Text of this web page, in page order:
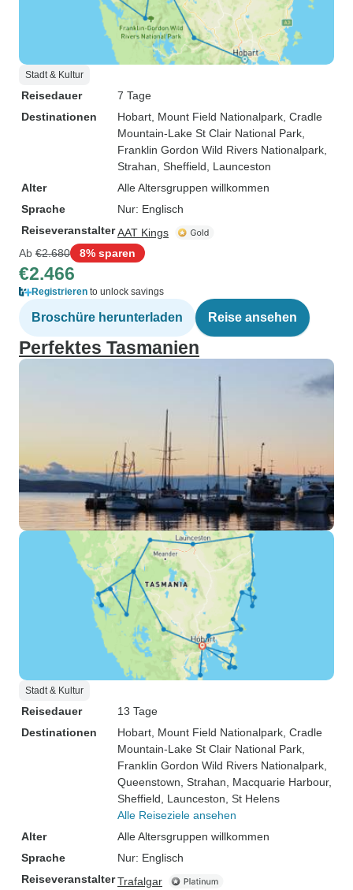
Stadt & Kultur
Reisedauer
7 Tage
Destinationen
Hobart , Mount Field Nationalpark , Cradle
Mountain-Lake St Clair National Park
Franklin Gordon Wild Rivers Nationalpark
Strahan , Sheffield , Launceston
Alter
Alle Altersgruppen willkommen
Sprache
Nur: Englisch
ReiseveranstalterAAT Kings
Ab €2.680 8% sparen
€2.466
Registrieren to unlock savings
Broschüre herunterladen Reise ansehen
Perfektes Tasmanien
Stadt & Kultur
Reisedauer
13 Tage
Destinationen
Hobart , Mount Field Nationalpark , Cradle
Mountain-Lake St Clair National Park
Franklin Gordon Wild Rivers Nationalpark
Queenstown , Strahan , Macquarie Harbour,
Sheffield , Launceston , St Helens
Alle Reiseziele ansehen
Alter
Alle Altersgruppen willkommen
Sprache
Nur: Englisch
ReiseveranstalterTrafalgar